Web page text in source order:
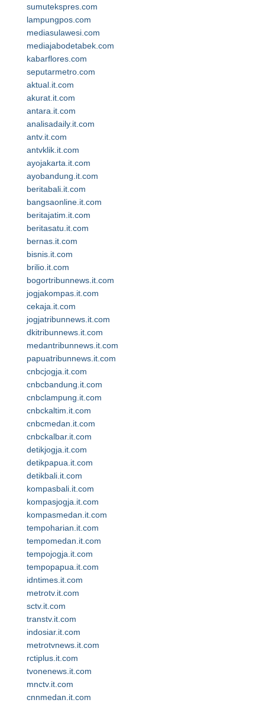
sumutekspres.com
lampungpos.com
mediasulawesi.com
mediajabodetabek.com
kabarflores.com
seputarmetro.com
aktual.it.com
akurat.it.com
antara.it.com
analisadaily.it.com
antv.it.com
antvklik.it.com
ayojakarta.it.com
ayobandung.it.com
beritabali.it.com
bangsaonline.it.com
beritajatim.it.com
beritasatu.it.com
bernas.it.com
bisnis.it.com
brilio.it.com
bogortribunnews.it.com
jogjakompas.it.com
cekaja.it.com
jogjatribunnews.it.com
dkitribunnews.it.com
medantribunnews.it.com
papuatribunnews.it.com
cnbcjogja.it.com
cnbcbandung.it.com
cnbclampung.it.com
cnbckaltim.it.com
cnbcmedan.it.com
cnbckalbar.it.com
detikjogja.it.com
detikpapua.it.com
detikbali.it.com
kompasbali.it.com
kompasjogja.it.com
kompasmedan.it.com
tempoharian.it.com
tempomedan.it.com
tempojogja.it.com
tempopapua.it.com
idntimes.it.com
metrotv.it.com
sctv.it.com
transtv.it.com
indosiar.it.com
metrotvnews.it.com
rctiplus.it.com
tvonenews.it.com
mnctv.it.com
cnnmedan.it.com